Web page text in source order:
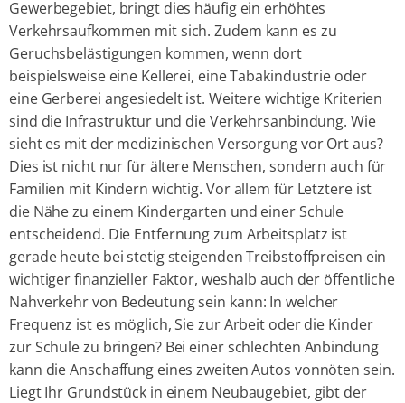
Gewerbegebiet, bringt dies häufig ein erhöhtes
Verkehrsaufkommen mit sich. Zudem kann es zu
Geruchsbelästigungen kommen, wenn dort
beispielsweise eine Kellerei, eine Tabakindustrie oder
eine Gerberei angesiedelt ist. Weitere wichtige Kriterien
sind die Infrastruktur und die Verkehrsanbindung. Wie
sieht es mit der medizinischen Versorgung vor Ort aus?
Dies ist nicht nur für ältere Menschen, sondern auch für
Familien mit Kindern wichtig. Vor allem für Letztere ist
die Nähe zu einem Kindergarten und einer Schule
entscheidend. Die Entfernung zum Arbeitsplatz ist
gerade heute bei stetig steigenden Treibstoffpreisen ein
wichtiger finanzieller Faktor, weshalb auch der öffentliche
Nahverkehr von Bedeutung sein kann: In welcher
Frequenz ist es möglich, Sie zur Arbeit oder die Kinder
zur Schule zu bringen? Bei einer schlechten Anbindung
kann die Anschaffung eines zweiten Autos vonnöten sein.
Liegt Ihr Grundstück in einem Neubaugebiet, gibt der